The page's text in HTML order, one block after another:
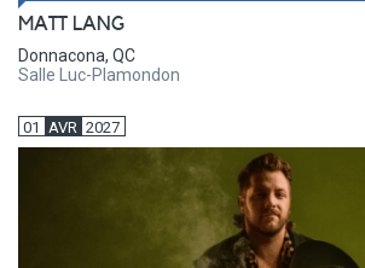
MATT LANG
Donnacona, QC
Salle Luc-Plamondon
01 AVR 2027